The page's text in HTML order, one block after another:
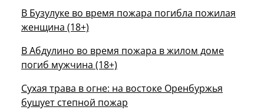
В Бузулуке во время пожара погибла пожилая
женщина (18+)
В Абдулино во время пожара в жилом доме
погиб мужчина (18+)
Сухая трава в огне: на востоке Оренбуржья
бушует степной пожар